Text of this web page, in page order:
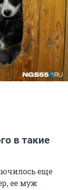
в такие
еще
ее муж